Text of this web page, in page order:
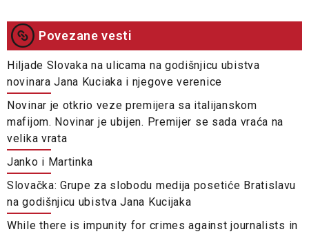
Povezane vesti
Hiljade Slovaka na ulicama na godišnjicu ubistva
novinara Jana Kuciaka i njegove verenice
Novinar je otkrio veze premijera sa italijanskom
mafijom. Novinar je ubijen. Premijer se sada vraća na
velika vrata
Janko i Martinka
Slovačka: Grupe za slobodu medija posetiće Bratislavu
na godišnjicu ubistva Jana Kucijaka
While there is impunity for crimes against journalists in